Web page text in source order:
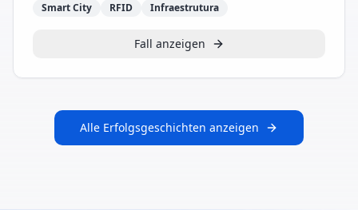
Smart City RFID Infraestrutura
Fall anzeigen
Alle Erfolgsgeschichten anzeigen